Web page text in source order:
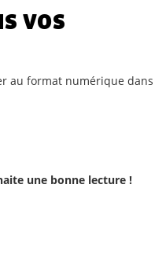
vos
au format numérique dans
une bonne lecture !